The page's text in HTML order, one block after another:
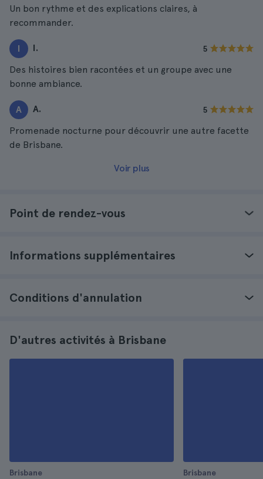
Un bon rythme et des explications claires, à
recommander.
I I. 5
Des histoires bien racontées et un groupe avec une
bonne ambiance.
A A. 5
Promenade nocturne pour découvrir une autre facette
de Brisbane.
Voir plus
Point de rendez-vous
Informations supplémentaires
Conditions d'annulation
D'autres activités à Brisbane
Brisbane Brisbane